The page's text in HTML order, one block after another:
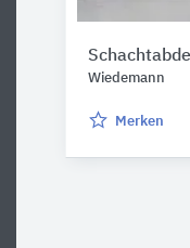
Wiedemann
Merken